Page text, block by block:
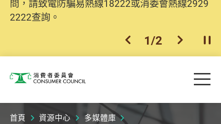
問，請致電防騙易熱線18222或消委會熱線2929
2222查詢。
上一個
1/2 下一個開
消費者委員會 目
首頁 資源中心 多媒體庫